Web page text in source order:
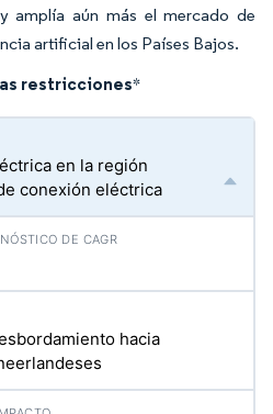
amplía aún más el mercado de
artificial en los Países Bajos.
restricciones*
en la región
conexión eléctrica
hacia